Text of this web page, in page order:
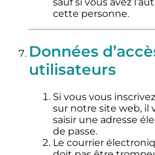
cette personne.
Données
utilisateurs
Si vous vous
sur notre site web, il
saisir une adresse
de passe.
Le courrier